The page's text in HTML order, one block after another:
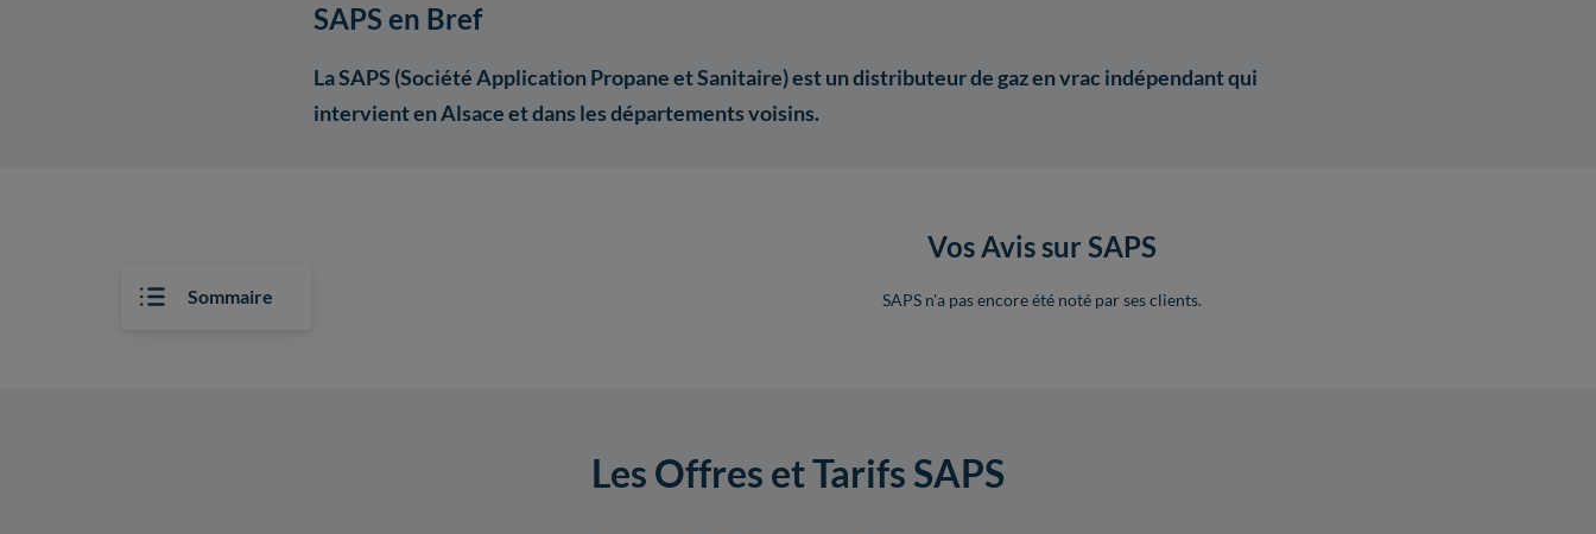
SAPS en Bref
La SAPS (Société Application Propane et Sanitaire) est un distributeur de gaz en vrac indépendant qui
intervient en Alsace et dans les départements voisins.
Sommaire
Vos Avis sur SAPS
SAPS n'a pas encore été noté par ses clients.
Les Offres et Tarifs SAPS